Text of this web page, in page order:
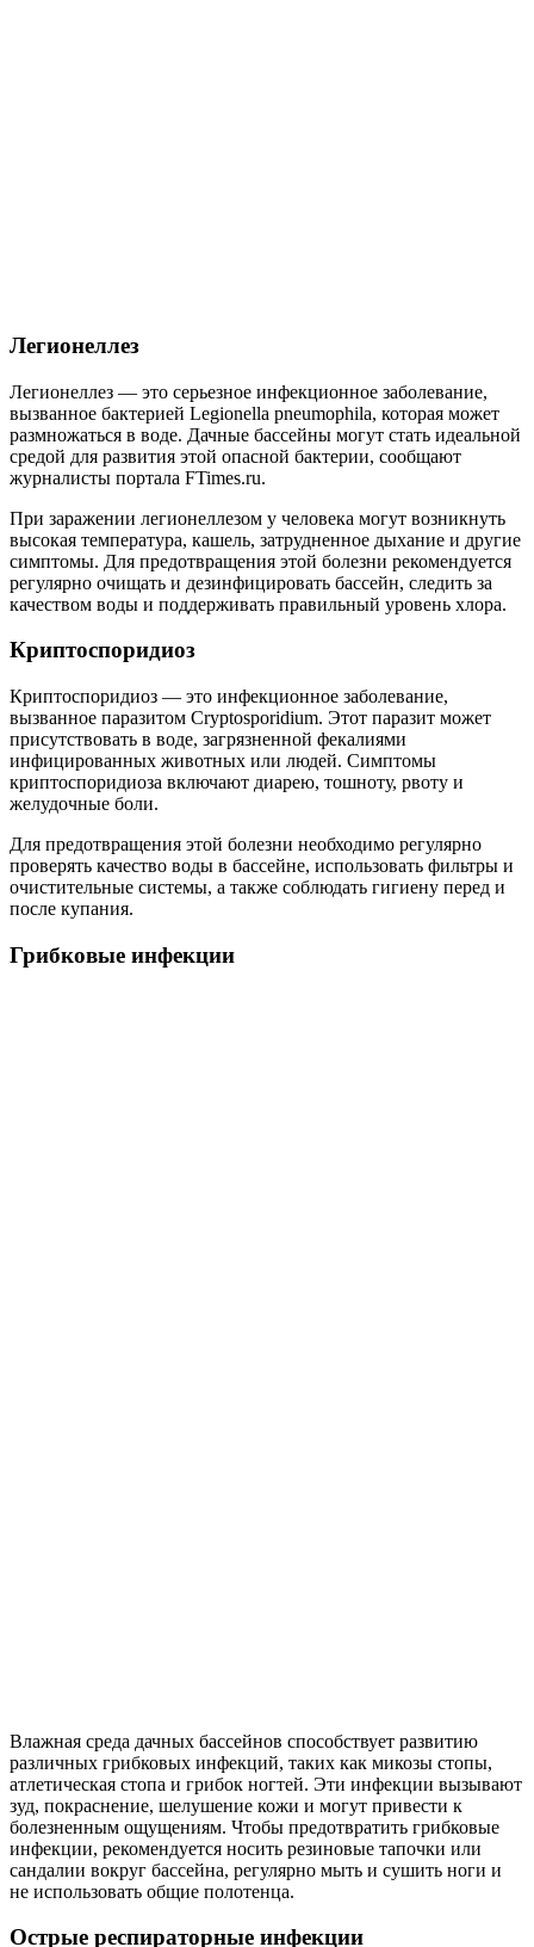
Легионеллез
Легионеллез — это серьезное инфекционное заболевание,
вызванное бактерией Legionella pneumophila, которая может
размножаться в воде. Дачные бассейны могут стать идеальной
средой для развития этой опасной бактерии, сообщают
журналисты портала FTimes.ru.
При заражении легионеллезом у человека могут возникнуть
высокая температура, кашель, затрудненное дыхание и другие
симптомы. Для предотвращения этой болезни рекомендуется
регулярно очищать и дезинфицировать бассейн, следить за
качеством воды и поддерживать правильный уровень хлора.
Криптоспоридиоз
Криптоспоридиоз — это инфекционное заболевание,
вызванное паразитом Cryptosporidium. Этот паразит может
присутствовать в воде, загрязненной фекалиями
инфицированных животных или людей. Симптомы
криптоспоридиоза включают диарею, тошноту, рвоту и
желудочные боли.
Для предотвращения этой болезни необходимо регулярно
проверять качество воды в бассейне, использовать фильтры и
очистительные системы, а также соблюдать гигиену перед и
после купания.
Грибковые инфекции
Влажная среда дачных бассейнов способствует развитию
различных грибковых инфекций, таких как микозы стопы,
атлетическая стопа и грибок ногтей. Эти инфекции вызывают
зуд, покраснение, шелушение кожи и могут привести к
болезненным ощущениям. Чтобы предотвратить грибковые
инфекции, рекомендуется носить резиновые тапочки или
сандалии вокруг бассейна, регулярно мыть и сушить ноги и
не использовать общие полотенца.
Острые респираторные инфекции